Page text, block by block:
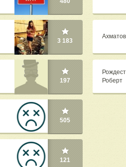
3 183
197
505
121
Роберт